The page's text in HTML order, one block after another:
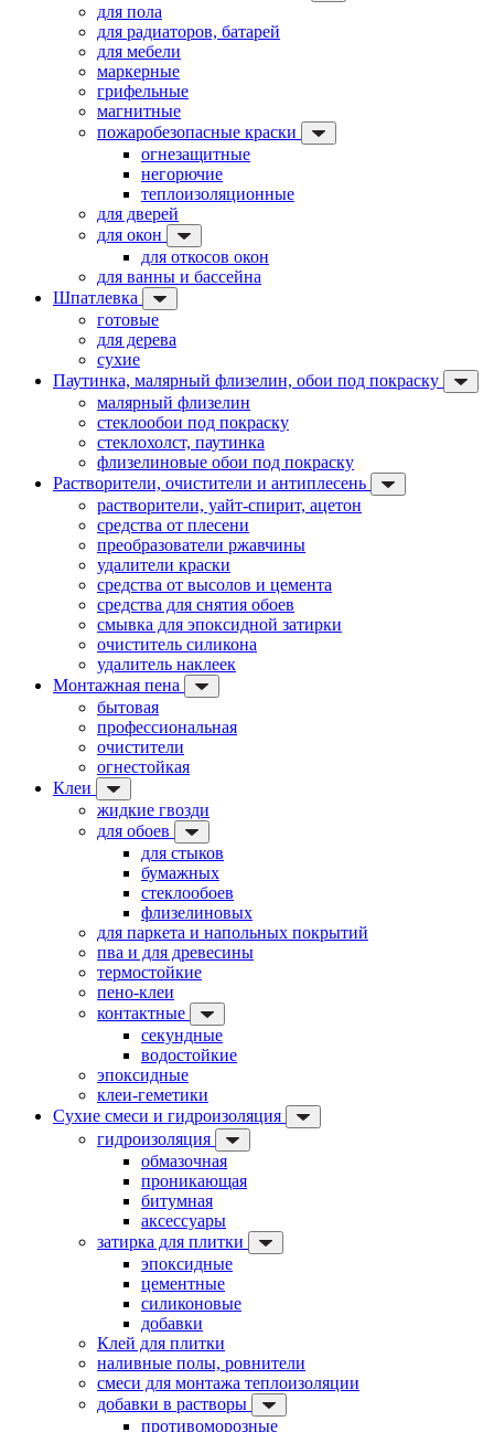
для пола
для радиаторов, батарей
для мебели
маркерные
грифельные
магнитные
пожаробезопасные краски
огнезащитные
негорючие
теплоизоляционные
для дверей
для окон
для откосов окон
для ванны и бассейна
Шпатлевка
готовые
для дерева
сухие
Паутинка, малярный флизелин, обои под покраску
малярный флизелин
стеклообои под покраску
стеклохолст, паутинка
флизелиновые обои под покраску
Растворители, очистители и антиплесень
растворители, уайт-спирит, ацетон
средства от плесени
преобразователи ржавчины
удалители краски
средства от высолов и цемента
средства для снятия обоев
смывка для эпоксидной затирки
очиститель силикона
удалитель наклеек
Монтажная пена
бытовая
профессиональная
очистители
огнестойкая
Клеи
жидкие гвозди
для обоев
для стыков
бумажных
стеклообоев
флизелиновых
для паркета и напольных покрытий
пва и для древесины
термостойкие
пено-клеи
контактные
секундные
водостойкие
эпоксидные
клеи-геметики
Сухие смеси и гидроизоляция
гидроизоляция
обмазочная
проникающая
битумная
аксессуары
затирка для плитки
эпоксидные
цементные
силиконовые
добавки
Клей для плитки
наливные полы, ровнители
смеси для монтажа теплоизоляции
добавки в растворы
противоморозные